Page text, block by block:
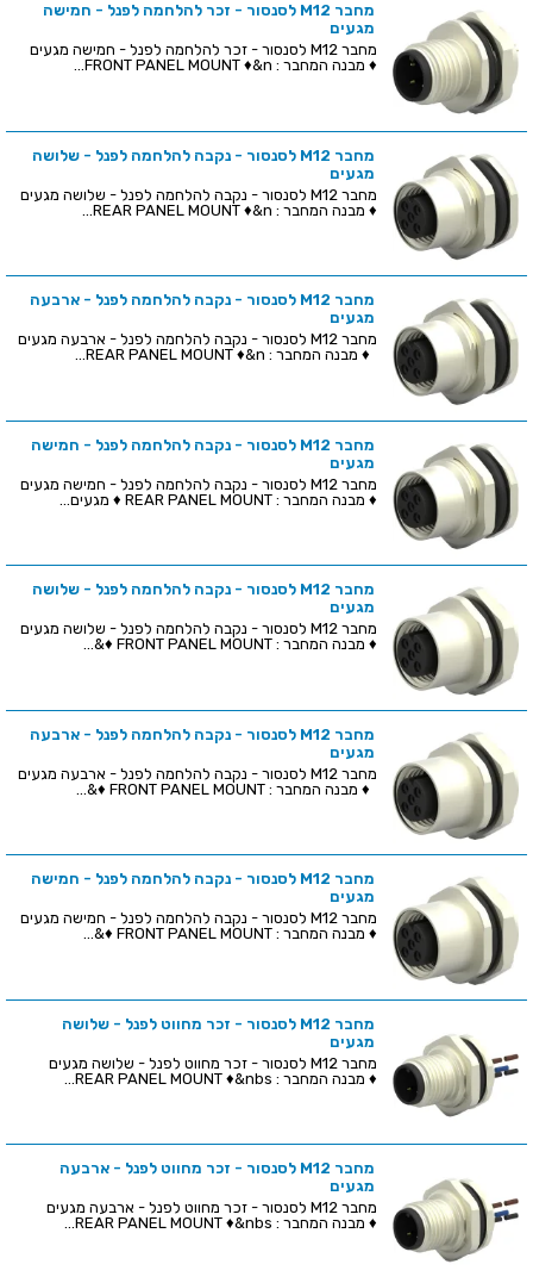
מחבר M12 לסנסור - זכר להלחמה לפנל - חמישה
מגעים
מחבר M12 לסנסור - זכר להלחמה לפנל - חמישה מגעים
♦ מבנה המחבר : FRONT PANEL MOUNT ♦&n...
מחבר M12 לסנסור - נקבה להלחמה לפנל - שלושה
מגעים
מחבר M12 לסנסור - נקבה להלחמה לפנל - שלושה מגעים
♦ מבנה המחבר : REAR PANEL MOUNT ♦&n...
מחבר M12 לסנסור - נקבה להלחמה לפנל - ארבעה
מגעים
מחבר M12 לסנסור - נקבה להלחמה לפנל - ארבעה מגעים
♦ מבנה המחבר : REAR PANEL MOUNT ♦&n...
מחבר M12 לסנסור - נקבה להלחמה לפנל - חמישה
מגעים
מחבר M12 לסנסור - נקבה להלחמה לפנל - חמישה מגעים
♦ מבנה המחבר : REAR PANEL MOUNT ♦ מגעים...
מחבר M12 לסנסור - נקבה להלחמה לפנל - שלושה
מגעים
מחבר M12 לסנסור - נקבה להלחמה לפנל - שלושה מגעים
♦ מבנה המחבר : FRONT PANEL MOUNT ♦&...
מחבר M12 לסנסור - נקבה להלחמה לפנל - ארבעה
מגעים
מחבר M12 לסנסור - נקבה להלחמה לפנל - ארבעה מגעים
♦ מבנה המחבר : FRONT PANEL MOUNT ♦&...
מחבר M12 לסנסור - נקבה להלחמה לפנל - חמישה
מגעים
מחבר M12 לסנסור - נקבה להלחמה לפנל - חמישה מגעים
♦ מבנה המחבר : FRONT PANEL MOUNT ♦&...
מחבר M12 לסנסור - זכר מחווט לפנל - שלושה
מגעים
מחבר M12 לסנסור - זכר מחווט לפנל - שלושה מגעים
♦ מבנה המחבר : REAR PANEL MOUNT ♦&nbs...
מחבר M12 לסנסור - זכר מחווט לפנל - ארבעה
מגעים
מחבר M12 לסנסור - זכר מחווט לפנל - ארבעה מגעים
♦ מבנה המחבר : REAR PANEL MOUNT ♦&nbs...